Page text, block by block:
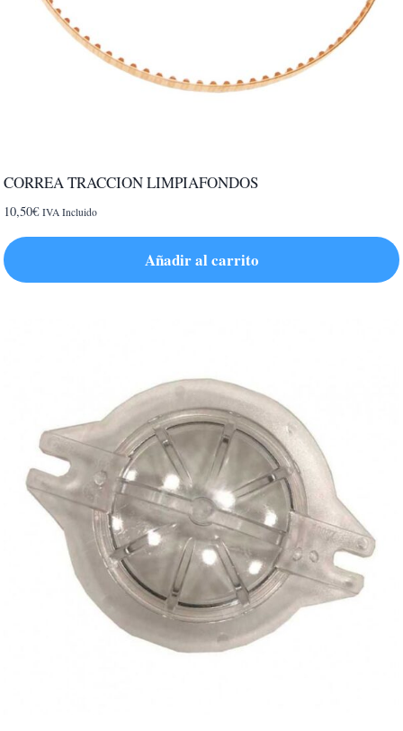
CORREA TRACCION LIMPIAFONDOS
10,50€ IVA Incluido
Añadir al carrito